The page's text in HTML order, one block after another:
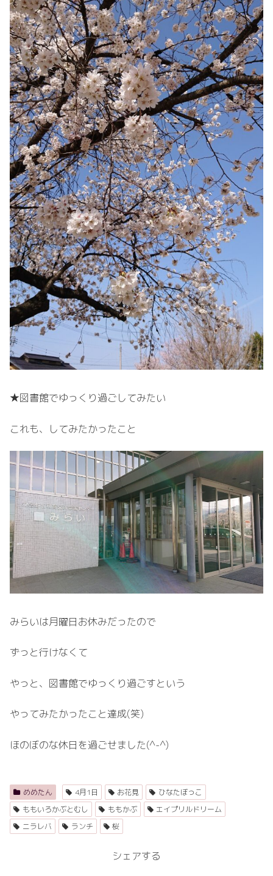
★図書館でゆっくり過ごしてみたい
これも、してみたかったこと
みらいは月曜日お休みだったので
ずっと行けなくて
やっと、図書館でゆっくり過ごすという
やってみたかったこと達成(笑)
ほのぼのな休日を過ごせました(^-^)
めめたん 4月1日 お花見
ひなたぼっこ
ももいろかぶとむし
ももかぶ
エイプリルドリーム
ニラレバ
ランチ 桜
シェアする